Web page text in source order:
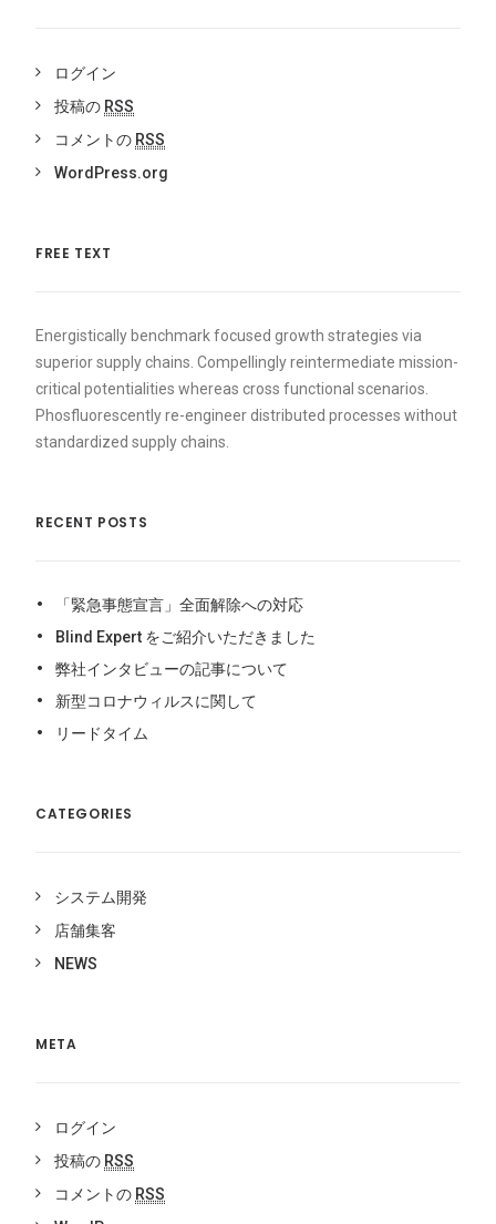
ログイン
投稿の RSS
コメントの RSS
WordPress.org
FREE TEXT
Energistically benchmark focused growth strategies via
superior supply chains. Compellingly reintermediate mission-
critical potentialities whereas cross functional scenarios.
Phosfluorescently re-engineer distributed processes without
standardized supply chains.
RECENT POSTS
「緊急事態宣言」全面解除への対応
Blind Expert をご紹介いただきました
弊社インタビューの記事について
新型コロナウィルスに関して
リードタイム
CATEGORIES
システム開発
店舗集客
NEWS
META
ログイン
投稿の RSS
コメントの RSS